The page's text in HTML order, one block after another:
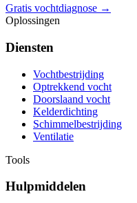
Gratis vochtdiagnose →
Oplossingen
Diensten
Vochtbestrijding
Optrekkend vocht
Doorslaand vocht
Kelderdichting
Schimmelbestrijding
Ventilatie
Tools
Hulpmiddelen